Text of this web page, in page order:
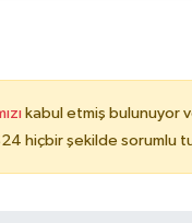
kabul etmiş bulunuyor
hiçbir şekilde sorumlu